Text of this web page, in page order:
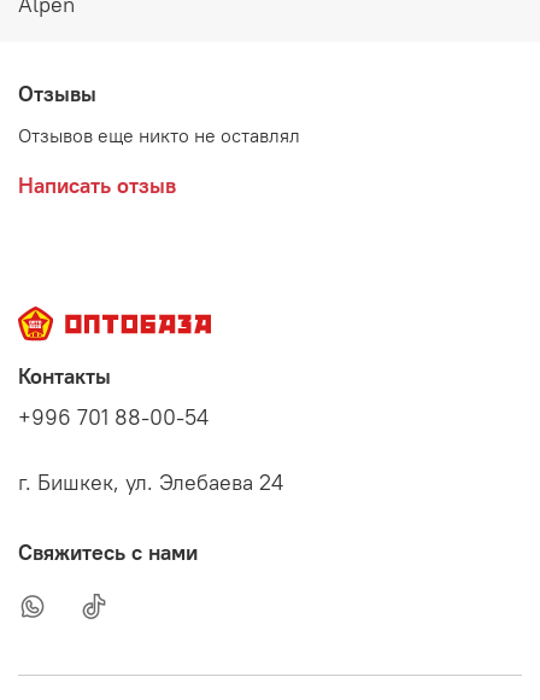
Отзывы
Отзывов еще никто не оставлял
Написать отзыв
Контакты
+996 701 88-00-54
г. Бишкек, ул. Элебаева 24
Свяжитесь с нами